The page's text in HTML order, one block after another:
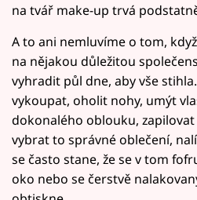
na tvář make-up trvá
A to ani nemluvíme o tom,
na nějakou důležitou
vyhradit půl dne, aby vše
vykoupat, oholit nohy, umýt
dokonalého oblouku,
vybrat to správné oblečení,
se často stane, že se v tom
oko nebo se čerstvě